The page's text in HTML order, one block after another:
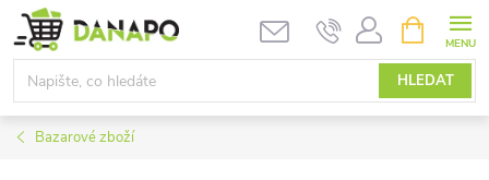
Přejít
na
obsah
HLEDAT
NÁKUPNÍ
KOŠÍK
Bazarové zboží